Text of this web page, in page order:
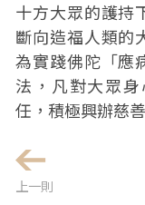
十方大眾的護持
斷向造福人類的
為實踐佛陀「應
法，凡對大眾
任，積極興辦慈
上一則